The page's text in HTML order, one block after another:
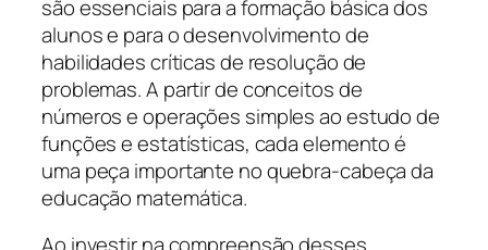
são essenciais para a formação básica dos
alunos e para o desenvolvimento de
habilidades críticas de resolução de
problemas. A partir de conceitos de
números e operações simples ao estudo de
funções e estatísticas, cada elemento é
uma peça importante no quebra-cabeça da
educação matemática.